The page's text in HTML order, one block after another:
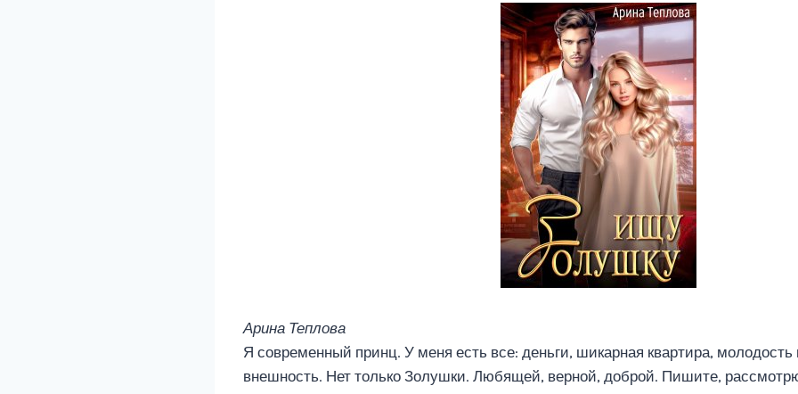
Арина Теплова
Я современный принц. У меня есть все: деньги, шикарная квартира, молодость
внешность. Нет только Золушки. Любящей, верной, доброй. Пишите,